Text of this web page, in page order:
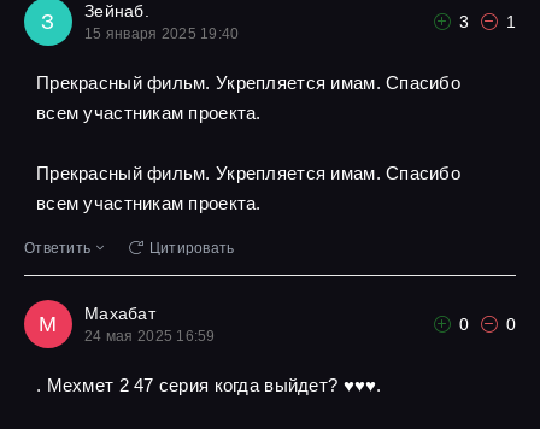
З Зейнаб.
15 января 2025 19:40
3 1
Прекрасный фильм. Укрепляется имам. Спасибо
всем участникам проекта.
Прекрасный фильм. Укрепляется имам. Спасибо
всем участникам проекта.
Ответить Цитировать
М Махабат
24 мая 2025 16:59
0 0
. Мехмет 2 47 серия когда выйдет? ♥️♥️♥️.